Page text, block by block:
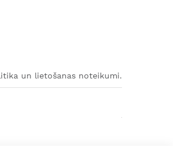
un lietošanas noteikumi.